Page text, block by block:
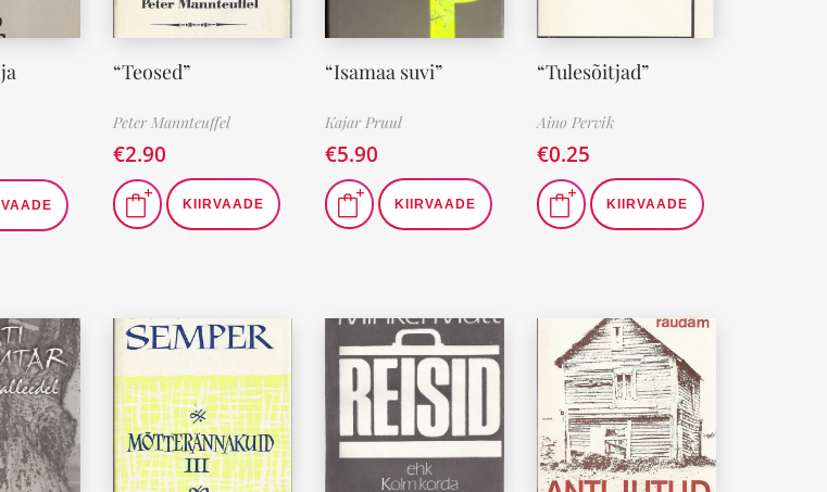
“Teosed”
Peter Mannteuffel
€2.90
KIIRVAADE
“Isamaa suvi”
Kajar Pruul
€5.90
KIIRVAADE
“Tulesõitjad”
Aino Pervik
€0.25
KIIRVAADE